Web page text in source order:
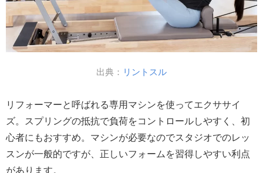
出典： リントスル
リフォーマーと呼ばれる専用マシンを使ってエクササイ
ズ。スプリングの抵抗で負荷をコントロールしやすく、初
心者にもおすすめ。マシンが必要なのでスタジオでのレッ
スンが一般的ですが、正しいフォームを習得しやすい利点
があります。